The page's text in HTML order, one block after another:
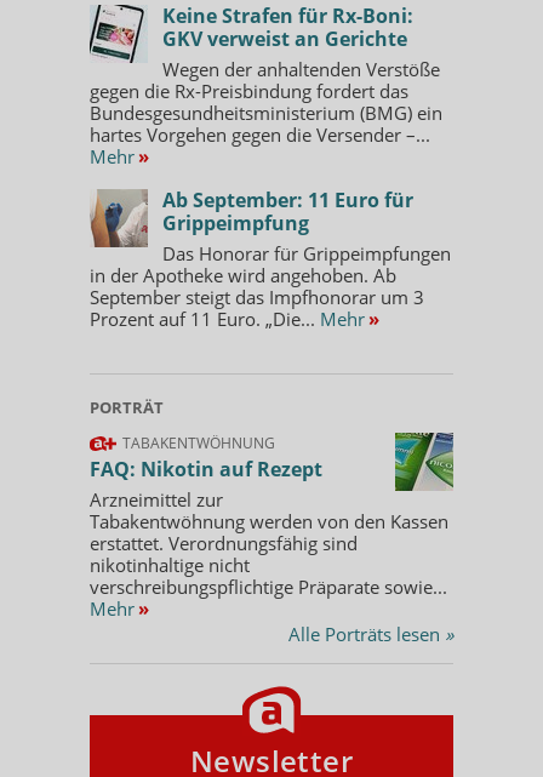
Keine Strafen für Rx-Boni:
GKV verweist an Gerichte
Wegen der anhaltenden Verstöße
gegen die Rx-Preisbindung fordert das
Bundesgesundheitsministerium (BMG) ein
hartes Vorgehen gegen die Versender –...
Mehr »
Ab September: 11 Euro für
Grippeimpfung
Das Honorar für Grippeimpfungen
in der Apotheke wird angehoben. Ab
September steigt das Impfhonorar um 3
Prozent auf 11 Euro. „Die... Mehr »
PORTRÄT
TABAKENTWÖHNUNG
FAQ: Nikotin auf Rezept
Arzneimittel zur
Tabakentwöhnung werden von den Kassen
erstattet. Verordnungsfähig sind
nikotinhaltige nicht
verschreibungspflichtige Präparate sowie...
Mehr »
Alle Porträts lesen »
Newsletter